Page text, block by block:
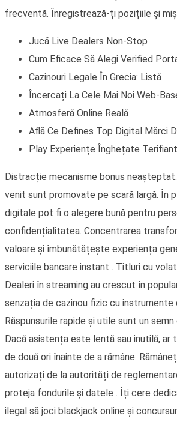
frecventă. Înregistrează-ți pozițiile și
Jucă Live Dealers Non-Stop
Cum Eficace Să Alegi Verified
Cazinouri Legale În Grecia: Listă
Încercați La Cele Mai Noi Web-
Atmosferă Online Reală
Află Ce Defines Top Digital Mărci
Play Experiențe Înghețate
Distracție mecanisme bonus
venit sunt promovate pe scară largă. În
digitale pot fi o alegere bună pentru
confidențialitatea. Concentrarea
valoare și îmbunătățește experiența
serviciile bancare instant . Titluri cu
Dealeri în streaming au crescut în
senzația de cazinou fizic cu
Răspunsurile rapide și utile sunt un
Dacă asistența este lentă sau inutilă, ar
de două ori înainte de a rămâne.
autorizați de la autorități de
proteja fondurile și datele . Îți cere
ilegal să joci blackjack online și